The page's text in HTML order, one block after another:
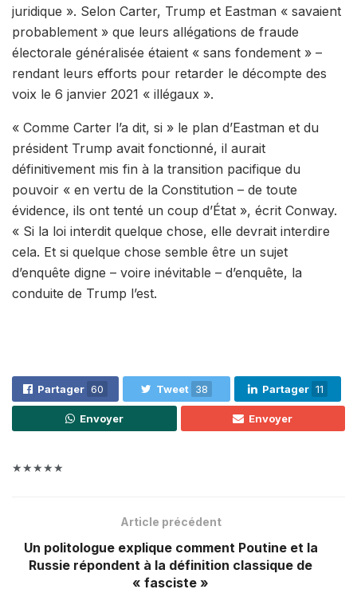
juridique ». Selon Carter, Trump et Eastman « savaient
probablement » que leurs allégations de fraude
électorale généralisée étaient « sans fondement » –
rendant leurs efforts pour retarder le décompte des
voix le 6 janvier 2021 « illégaux ».
« Comme Carter l’a dit, si » le plan d’Eastman et du
président Trump avait fonctionné, il aurait
définitivement mis fin à la transition pacifique du
pouvoir « en vertu de la Constitution – de toute
évidence, ils ont tenté un coup d’État », écrit Conway.
« Si la loi interdit quelque chose, elle devrait interdire
cela. Et si quelque chose semble être un sujet
d’enquête digne – voire inévitable – d’enquête, la
conduite de Trump l’est.
Partager 60 Tweet 38 Partager 11
Envoyer Envoyer
★★★★★
Article précédent
Un politologue explique comment Poutine et la
Russie répondent à la définition classique de
« fasciste »